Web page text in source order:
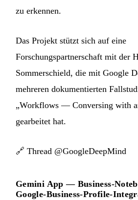
zu erkennen.
Das Projekt stützt sich auf eine
Forschungspartnerschaft mit der
Sommerschield, die mit Google
mehreren dokumentierten
„Workflows — Conversing with
gearbeitet hat.
🔗 Thread @GoogleDeepMind
Gemini App — Business-
Google-Business-Profile-